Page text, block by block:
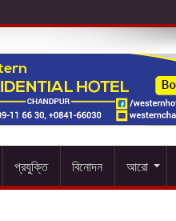
প্রযুক্তি বিনোদন আরো